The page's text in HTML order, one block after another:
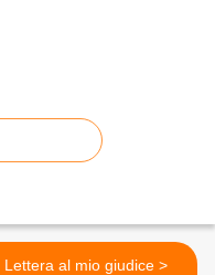
Lettera al mio giudice >